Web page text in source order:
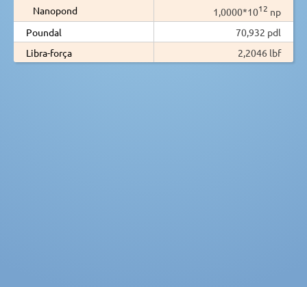
Nanopond
1,0000*1012 np
Poundal
70,932 pdl
Libra-força
2,2046 lbf